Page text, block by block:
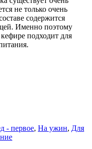
не только очень
содержится
Именно поэтому
подходит для
- первое, На ужин, Для